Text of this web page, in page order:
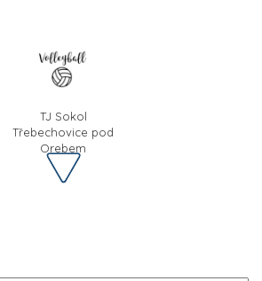
TJ Sokol
Třebechovice pod
Orebem